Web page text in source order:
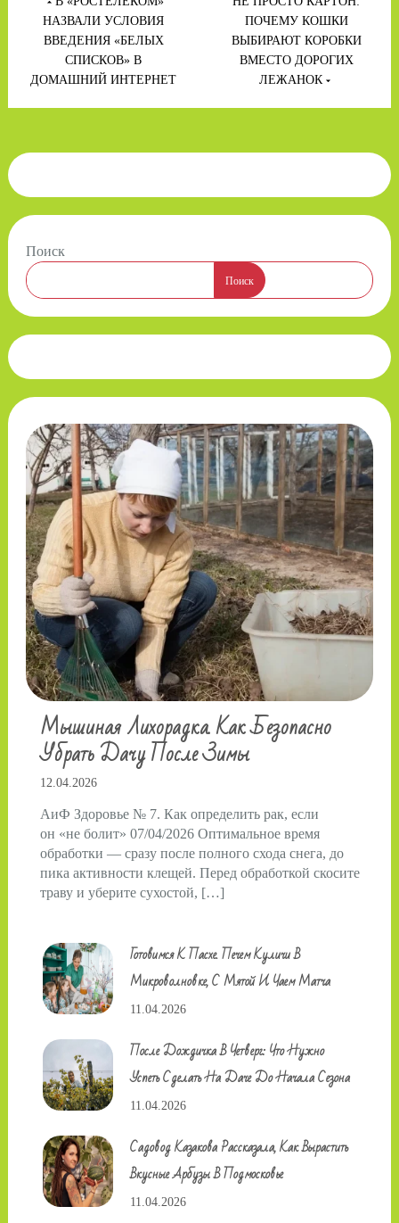
записям
НАЗВАЛИ УСЛОВИЯ
ВВЕДЕНИЯ «БЕЛЫХ
СПИСКОВ» В
ДОМАШНИЙ ИНТЕРНЕТ
ПОЧЕМУ КОШКИ
ВЫБИРАЮТ КОРОБКИ
ВМЕСТО ДОРОГИХ
ЛЕЖАНОК
Поиск
Поиск
Мышиная Лихорадка. Как Безопасно
Убрать Дачу После Зимы
12.04.2026
АиФ Здоровье № 7. Как определить рак, если
он «не болит» 07/04/2026 Оптимальное время
обработки — сразу после полного схода снега, до
пика активности клещей. Перед обработкой скосите
траву и уберите сухостой, […]
Готовимся К Пасхе. Печем Куличи В
Микроволновке, С Мятой И Чаем Матча
11.04.2026
После Дождичка В Четверг: Что Нужно
Успеть Сделать На Даче До Начала Сезона
11.04.2026
Садовод Казакова Рассказала, Как Вырастить
Вкусные Арбузы В Подмосковье
11.04.2026